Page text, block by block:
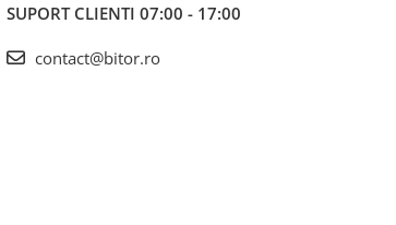
SUPORT CLIENTI 07:00 - 17:00
contact@bitor.ro